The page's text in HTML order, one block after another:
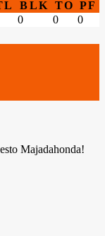
BLK TO PF
0 0 0
Majadahonda!